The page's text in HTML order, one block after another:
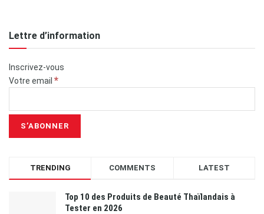
Lettre d’information
Inscrivez-vous
Votre email *
TRENDING COMMENTS LATEST
Top 10 des Produits de Beauté Thaïlandais à
Tester en 2026